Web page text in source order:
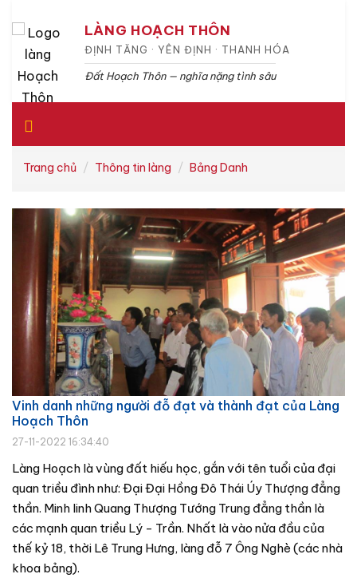
LÀNG HOẠCH THÔN
ĐỊNH TĂNG · YÊN ĐỊNH · THANH HÓA
Đất Hoạch Thôn — nghĩa nặng tình sâu
Trang chủ Thông tin làng Bảng Danh
Vinh danh những người đỗ đạt và thành đạt của Làng
Hoạch Thôn
27-11-2022 16:34:40
Làng Hoạch là vùng đất hiếu học, gắn với tên tuổi của đại
quan triều đình như: Đại Đại Hồng Đô Thái Úy Thượng đẳng
thần. Minh linh Quang Thượng Tướng Trung đẳng thần là
các mạnh quan triều Lý - Trần. Nhất là vào nửa đầu của
thế kỷ 18, thời Lê Trung Hưng, làng đỗ 7 Ông Nghè (các nhà
khoa bảng).